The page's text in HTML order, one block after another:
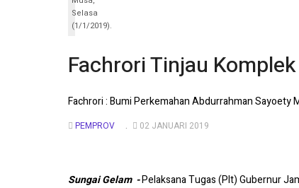
Selasa
(1/1/2019).
Fachrori Tinjau
Fachrori : Bumi Perkemahan Abdurrahman Sayoety
PEMPROV 02 JANUARI 2019
Sungai Gelam -Pelaksana Tugas (Plt) Gubernur